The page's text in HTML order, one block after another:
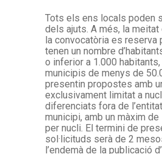
Tots els ens locals poden
dels ajuts. A més, la meitat
la convocatòria es reserva
tenen un nombre
o inferior a 1.000
municipis de menys de
presentin propostes amb
exclusivament limitat a
diferenciats fora de
municipi, amb un màxim
per nucli. El termini de
sol·licituds serà de 2
l’endemà de la publicació